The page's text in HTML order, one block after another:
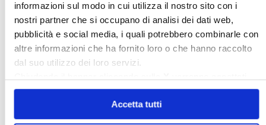
informazioni sul modo in cui utilizza il nostro sito con i
nostri partner che si occupano di analisi dei dati web,
pubblicità e social media, i quali potrebbero combinarle con
altre informazioni che ha fornito loro o che hanno raccolto
dal suo utilizzo dei loro servizi.
solo i cookie necessari.
Accetta tutti
Confedilizia.EU
Detrazioni Edilizie
Dirittiproprietà
Emissioni
Firenze
Gabetti Spa
Green Deal
Green Party
Ideologia Green
Irregolarità Formali
Libero Mercato
Monolocali
New York
Prezzi Case